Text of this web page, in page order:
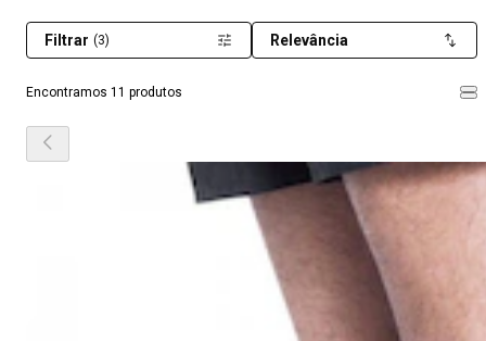
Encontramos 11 produtos
Filtrar (3) Relevância